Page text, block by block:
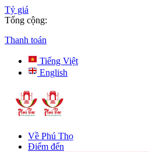
Tỷ giá
Tổng cộng:
Thanh toán
Tiếng Việt
English
Về Phú Thọ
Điểm đến